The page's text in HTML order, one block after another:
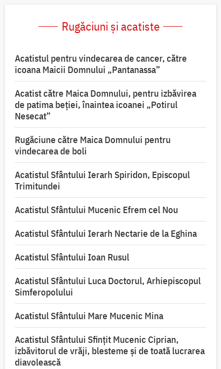
Rugăciuni și acatiste
Acatistul pentru vindecarea de cancer, către
icoana Maicii Domnului „Pantanassa”
Acatist către Maica Domnului, pentru izbăvirea
de patima beției, înaintea icoanei „Potirul
Nesecat”
Rugăciune către Maica Domnului pentru
vindecarea de boli
Acatistul Sfântului Ierarh Spiridon, Episcopul
Trimitundei
Acatistul Sfântului Mucenic Efrem cel Nou
Acatistul Sfântului Ierarh Nectarie de la Eghina
Acatistul Sfântului Ioan Rusul
Acatistul Sfântului Luca Doctorul, Arhiepiscopul
Simferopolului
Acatistul Sfântului Mare Mucenic Mina
Acatistul Sfântului Sfințit Mucenic Ciprian,
izbăvitorul de vrăji, blesteme și de toată lucrarea
diavolească